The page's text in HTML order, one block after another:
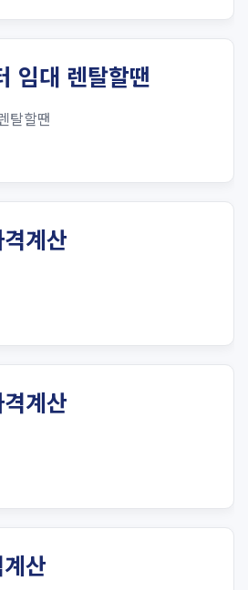
임대 렌탈할땐
탈할땐
계산
계산
산